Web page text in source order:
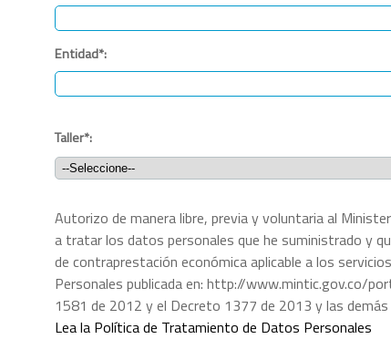
Entidad*:
Taller*:
Autorizo de manera libre, previa y voluntaria al
a tratar los datos personales que he suministrado y
de contraprestación económica aplicable a los
Personales publicada en: http://www.mintic.gov.co/
1581 de 2012 y el Decreto 1377 de 2013 y las
Lea la Política de Tratamiento de Datos Personales